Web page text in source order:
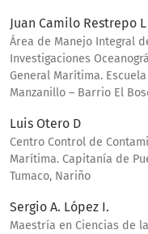
Juan Camilo Restrepo L
Área de Manejo Integral
Investigaciones
General Marítima.
Manzanillo – Barrio El
Luis Otero D
Centro Control de
Marítima. Capitanía de
Tumaco, Nariño
Sergio A. López I.
Maestría en Ciencias de